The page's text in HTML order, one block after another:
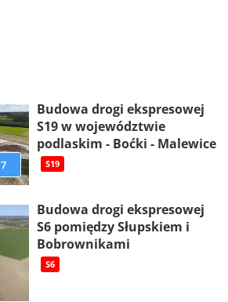
7
Budowa drogi ekspresowej
S19 w województwie
podlaskim - Boćki - Malewice
S19
Budowa drogi ekspresowej
S6 pomiędzy Słupskiem i
Bobrownikami
S6